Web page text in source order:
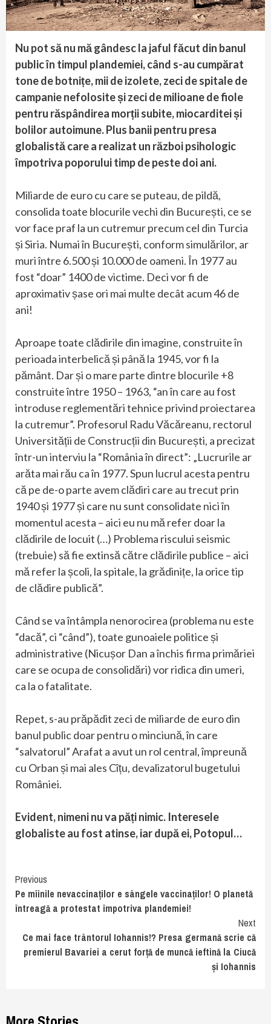
Nu pot să nu mă gândesc la jaful făcut din banul
public în timpul plandemiei, când s-au cumpărat
tone de botnițe, mii de izolete, zeci de spitale de
campanie nefolosite și zeci de milioane de fiole
pentru răspândirea morții subite, miocarditei și
bolilor autoimune. Plus banii pentru presa
globalistă care a realizat un război psihologic
împotriva poporului timp de peste doi ani.
Miliarde de euro cu care se puteau, de pildă,
consolida toate blocurile vechi din București, ce se
vor face praf la un cutremur precum cel din Turcia
și Siria. Numai în București, conform simulărilor, ar
muri între 6.500 și 10.000 de oameni. În 1977 au
fost “doar” 1400 de victime. Deci vor fi de
aproximativ șase ori mai multe decât acum 46 de
ani!
Aproape toate clădirile din imagine, construite în
perioada interbelică și până la 1945, vor fi la
pământ. Dar și o mare parte dintre blocurile +8
construite între 1950 – 1963, “an în care au fost
introduse reglementări tehnice privind proiectarea
la cutremur”. Profesorul Radu Văcăreanu, rectorul
Universității de Construcții din București, a precizat
într-un interviu la “România în direct”: „Lucrurile ar
arăta mai rău ca în 1977. Spun lucrul acesta pentru
că pe de-o parte avem clădiri care au trecut prin
1940 și 1977 și care nu sunt consolidate nici în
momentul acesta – aici eu nu mă refer doar la
clădirile de locuit (…) Problema riscului seismic
(trebuie) să fie extinsă către clădirile publice – aici
mă refer la școli, la spitale, la grădinițe, la orice tip
de clădire publică”.
Când se va întâmpla nenorocirea (problema nu este
“dacă”, ci “când”), toate gunoaiele politice și
administrative (Nicușor Dan a închis firma primăriei
care se ocupa de consolidări) vor ridica din umeri,
ca la o fatalitate.
Repet, s-au prăpădit zeci de miliarde de euro din
banul public doar pentru o minciună, în care
“salvatorul” Arafat a avut un rol central, împreună
cu Orban și mai ales Cîțu, devalizatorul bugetului
României.
Evident, nimeni nu va păți nimic. Interesele
globaliste au fost atinse, iar după ei, Potopul…
Continue
Reading
Previous
Pe mîinile nevaccinaților e sângele vaccinaților! O planetă
întreagă a protestat împotriva plandemiei!
Next
Ce mai face trântorul Iohannis!? Presa germană scrie că
premierul Bavariei a cerut forță de muncă ieftină la Ciucă
și Iohannis